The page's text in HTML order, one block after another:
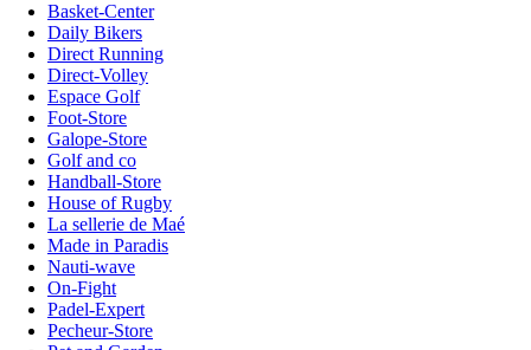
Basket-Center
Daily Bikers
Direct Running
Direct-Volley
Espace Golf
Foot-Store
Galope-Store
Golf and co
Handball-Store
House of Rugby
La sellerie de Maé
Made in Paradis
Nauti-wave
On-Fight
Padel-Expert
Pecheur-Store